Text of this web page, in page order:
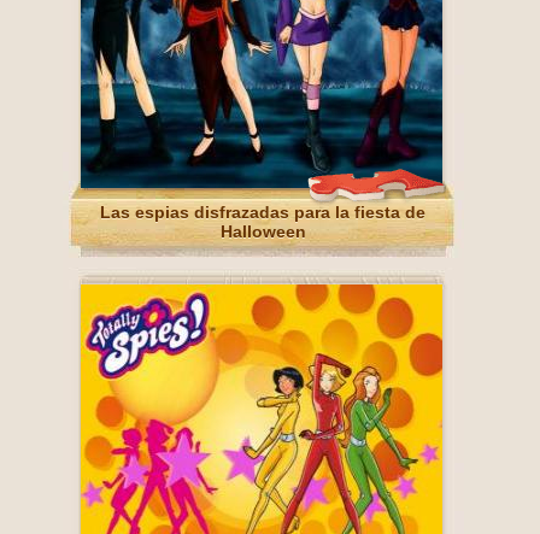
Las espias disfrazadas para la fiesta de
Halloween